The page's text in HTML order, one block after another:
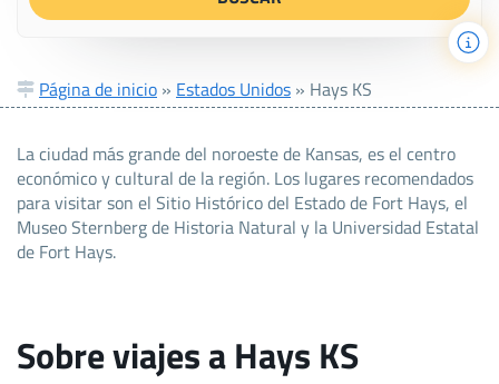
Página de inicio » Estados Unidos » Hays KS
La ciudad más grande del noroeste de Kansas, es el centro
económico y cultural de la región. Los lugares recomendados
para visitar son el Sitio Histórico del Estado de Fort Hays, el
Museo Sternberg de Historia Natural y la Universidad Estatal
de Fort Hays.
Sobre viajes a Hays KS